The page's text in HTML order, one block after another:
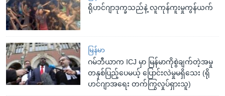
ရိုဟင်ဂျာဒုက္ခသည်နဲ့ လူကုန်ကူးမှုကွန်ယက်
မြန်မာ
ဂမ်ဘီယာက ICJ မှာ မြန်မာကိုစွဲချက်တဲ့အမှု
တနှစ်ပြည့်ပေမယ့် ပြောင်းလဲမှုမရှိသေး (ရို
ဟင်ဂျာအရေး တက်ကြွလှုပ်ရှားသူ)